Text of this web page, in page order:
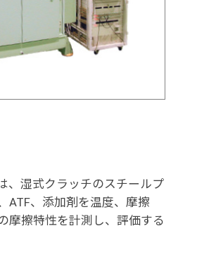
、湿式クラッチのスチールプ
ATF、添加剤を温度、摩擦
摩擦特性を計測し、評価する